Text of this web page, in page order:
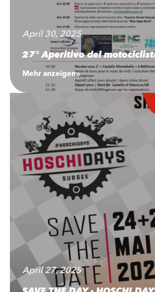
April 30, 2025
27° Aperitivo del
Mehr anzeigen
April 27, 2025